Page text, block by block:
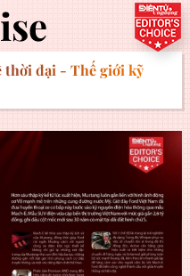
thời đại - Thế giới kỹ